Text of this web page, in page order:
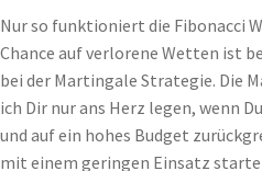
Nur so funktioniert die Fibonacci
Chance auf verlorene Wetten ist
bei der Martingale Strategie. Die
ich Dir nur ans Herz legen, wenn
und auf ein hohes Budget
mit einem geringen Einsatz